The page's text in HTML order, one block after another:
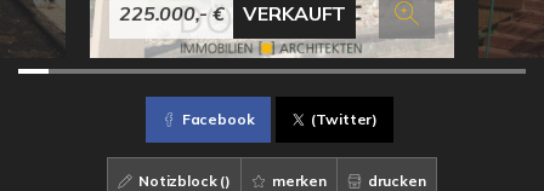
225.000,- € VERKAUFT
Facebook (Twitter)
Notizblock () merken drucken